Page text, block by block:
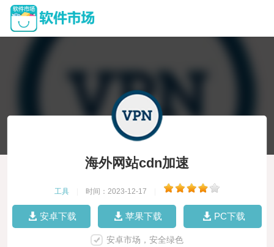
海外网站cdn加速
工具 时间：2023-12-17
安卓下载 苹果下载 PC下载
安卓市场，安全绿色